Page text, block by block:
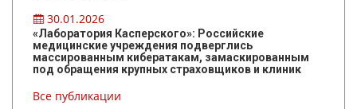
30.01.2026
«Лаборатория Касперского»: Российские
медицинские учреждения подверглись
массированным кибератакам, замаскированным
под обращения крупных страховщиков и клиник
Все публикации